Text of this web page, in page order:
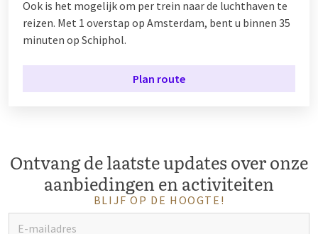
Ook is het mogelijk om per trein naar de luchthaven te
reizen. Met 1 overstap op Amsterdam, bent u binnen 35
minuten op Schiphol.
Plan route
Ontvang de laatste updates over onze
aanbiedingen en activiteiten
BLIJF OP DE HOOGTE!